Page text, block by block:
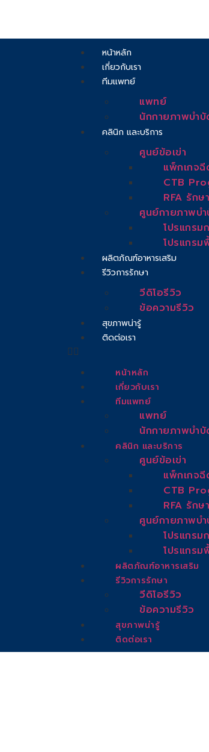
หน้าหลัก
เกี่ยวกับเรา
ทีมแพทย์
แพทย์
นักกายภาพบำบั
คลินิก และบริการ
ศูนย์ข้อเข่า
แพ็กเกจฉี
CTB
RFA รัก
ศูนย์กายภาพบ
โปรแกรม
โปรแกร
ผลิตภัณฑ์อาหารเสริม
รีวิวการรักษา
วีดิโอรีวิว
ข้อความรีวิว
สุขภาพน่ารู้
ติดต่อเรา
หน้าหลัก
เกี่ยวกับเรา
ทีมแพทย์
แพทย์
นักกายภาพบำบั
คลินิก และบริการ
ศูนย์ข้อเข่า
แพ็กเกจฉี
CTB
RFA รัก
ศูนย์กายภาพบ
โปรแกรม
โปรแกร
ผลิตภัณฑ์อาหารเสริม
รีวิวการรักษา
วีดิโอรีวิว
ข้อความรีวิว
สุขภาพน่ารู้
ติดต่อเรา